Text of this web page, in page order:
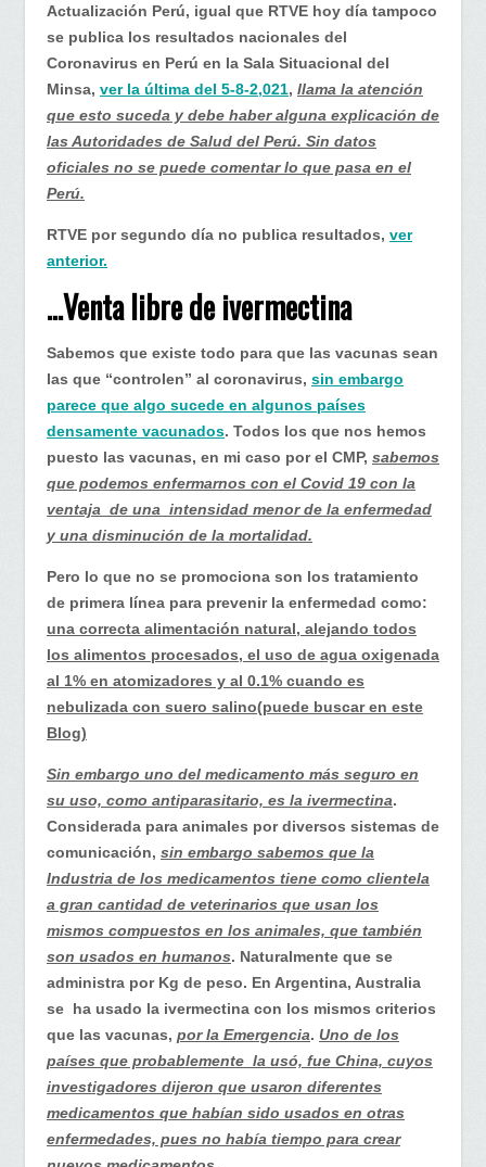
Actualización Perú, igual que RTVE hoy día tampoco
se publica los resultados nacionales del
Coronavirus en Perú en la Sala Situacional del
Minsa, ver la última del 5-8-2,021, llama la atención
que esto suceda y debe haber alguna explicación de
las Autoridades de Salud del Perú. Sin datos
oficiales no se puede comentar lo que pasa en el
Perú.
RTVE por segundo día no publica resultados, ver
anterior.
…Venta libre de ivermectina
Sabemos que existe todo para que las vacunas sean
las que “controlen” al coronavirus, sin embargo
parece que algo sucede en algunos países
densamente vacunados. Todos los que nos hemos
puesto las vacunas, en mi caso por el CMP, sabemos
que podemos enfermarnos con el Covid 19 con la
ventaja de una intensidad menor de la enfermedad
y una disminución de la mortalidad.
Pero lo que no se promociona son los tratamiento
de primera línea para prevenir la enfermedad como:
una correcta alimentación natural, alejando todos
los alimentos procesados, el uso de agua oxigenada
al 1% en atomizadores y al 0.1% cuando es
nebulizada con suero salino(puede buscar en este
Blog)
Sin embargo uno del medicamento más seguro en
su uso, como antiparasitario, es la ivermectina.
Considerada para animales por diversos sistemas de
comunicación, sin embargo sabemos que la
Industria de los medicamentos tiene como clientela
a gran cantidad de veterinarios que usan los
mismos compuestos en los animales, que también
son usados en humanos. Naturalmente que se
administra por Kg de peso. En Argentina, Australia
se ha usado la ivermectina con los mismos criterios
que las vacunas, por la Emergencia. Uno de los
países que probablemente la usó, fue China, cuyos
investigadores dijeron que usaron diferentes
medicamentos que habían sido usados en otras
enfermedades, pues no había tiempo para crear